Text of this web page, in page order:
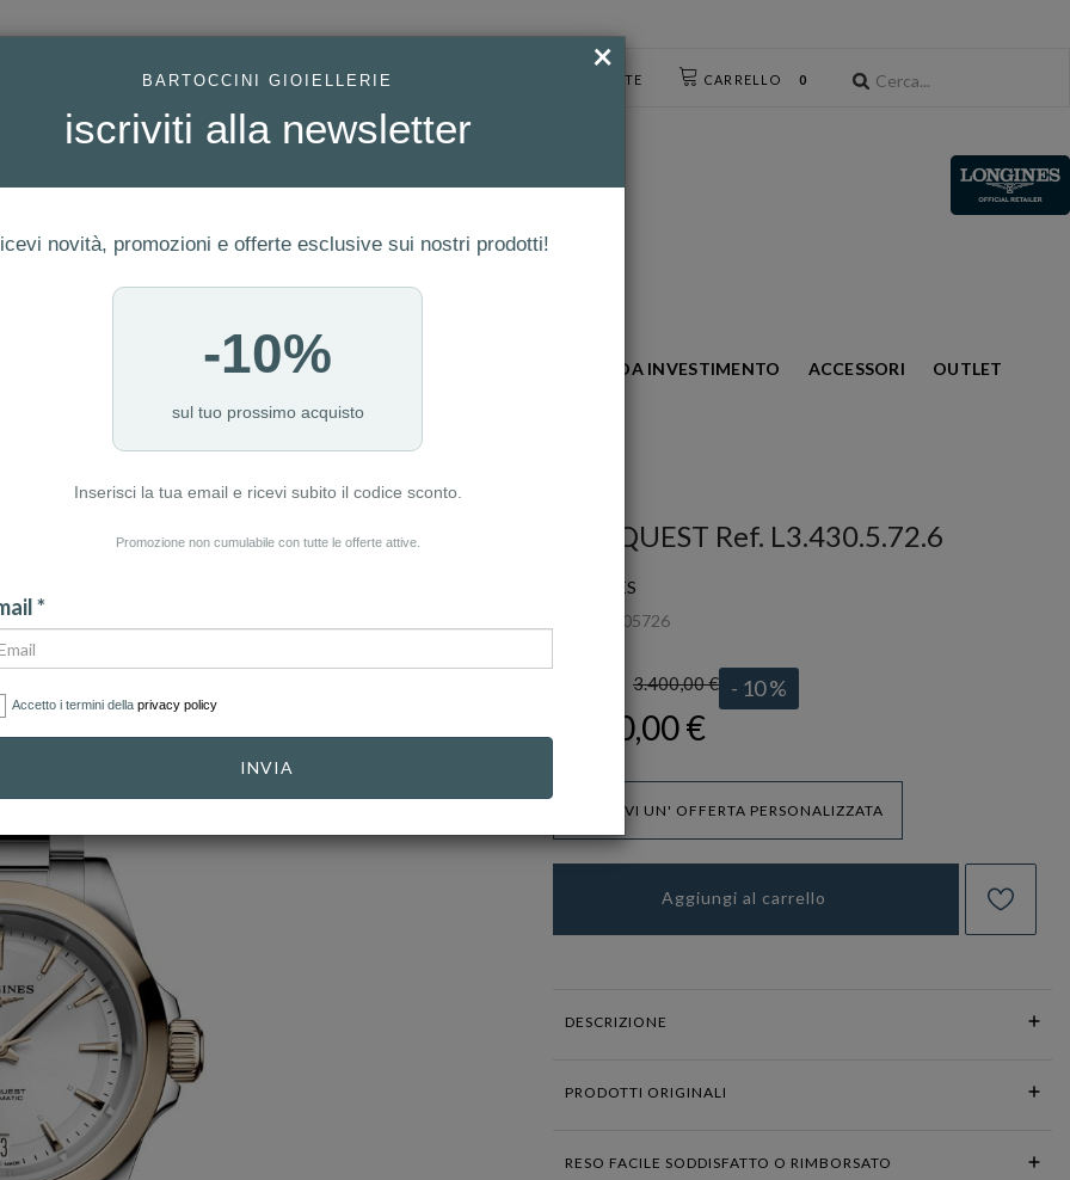
CARRELLO 0
ACCESSO UTENTE
GIOIELLI MODA OROLOGI ORO DA INVESTIMENTO ACCESSORI
OUTLET
CONQUEST Ref. L3.430.5.72.6
LONGINES
L34305726
3.400,00 € - 10 %
3.060,00 €
RICEVI UN' OFFERTA PERSONALIZZATA
Aggiungi al carrello
DESCRIZIONE
PRODOTTI ORIGINALI
RESO FACILE SODDISFATTO O RIMBORSATO
×
BARTOCCINI GIOIELLERIE
iscriviti alla newsletter
novità, promozioni e offerte esclusive sui nostri prodotti!
-10%
sul tuo prossimo acquisto
Inserisci la tua email e ricevi subito il codice sconto.
Promozione non cumulabile con tutte le offerte attive.
*
Accetto i termini della privacy policy
INVIA